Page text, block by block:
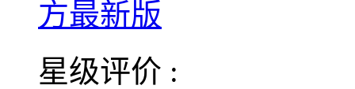
星级评价 :